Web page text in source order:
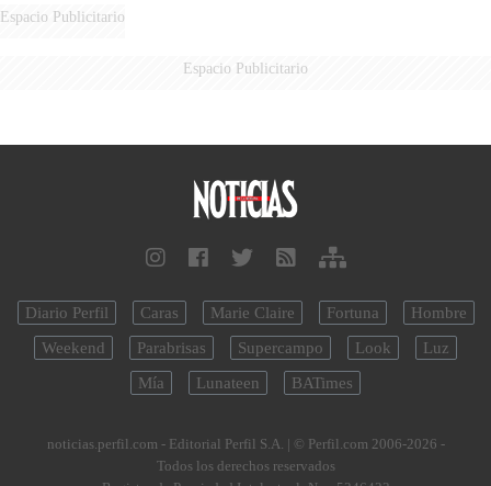
Espacio Publicitario
Espacio Publicitario
Diario Perfil Caras Marie Claire Fortuna
Hombre
Weekend
Parabrisas Supercampo Look
Luz
Mía
Lunateen BATimes
noticias.perfil.com - Editorial Perfil S.A. | © Perfil.com 2006-2026 -
Todos los derechos reservados